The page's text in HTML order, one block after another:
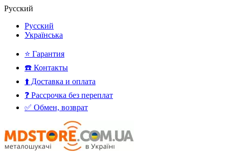
Русский
Русский
Українська
⭐ Гарантия
☎️ Контакты
⬆️ Доставка и оплата
❓ Рассрочка без переплат
✅ Обмен, возврат